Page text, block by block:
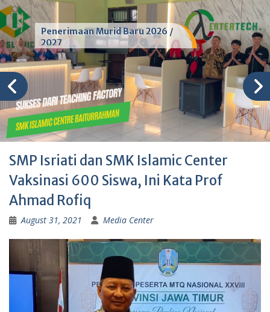
Penerimaan Murid Baru 2026 /
2027
SMP Isriati dan SMK Islamic Center
Vaksinasi 600 Siswa, Ini Kata Prof
Ahmad Rofiq
August 31, 2021 Media Center